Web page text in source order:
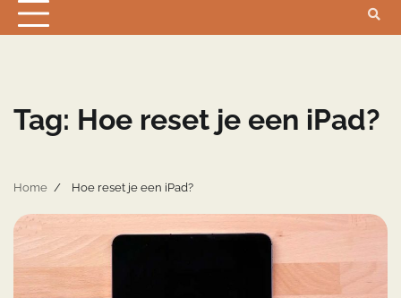
Tag: Hoe reset je een iPad?
Home Hoe reset je een iPad?